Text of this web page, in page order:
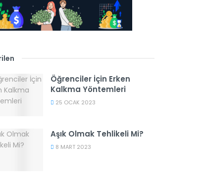
Öğrenciler İçin Erken
Kalkma Yöntemleri
25 OCAK 2023
Aşık Olmak Tehlikeli Mi?
8 MART 2023